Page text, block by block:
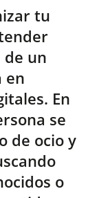
tu
de un
en
En
se
de ocio y
o